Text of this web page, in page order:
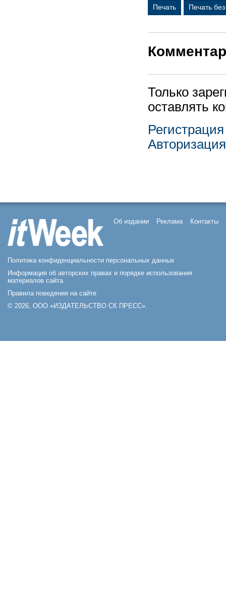
Печать Печать
Только
оставлять
Регистрация
Авторизация
Об издании Реклама Контакты
Политика конфиденциальности персональных данных
Информация об авторских правах и порядке использования
материалов сайта
Правила поведения на сайте
© 2026, ООО «ИЗДАТЕЛЬСТВО СК ПРЕСС».